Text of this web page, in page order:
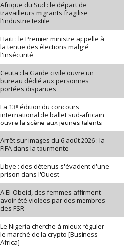
Afrique du Sud : le départ de
travailleurs migrants fragilise
l'industrie textile
Haïti : le Premier ministre appelle à
la tenue des élections malgré
l'insécurité
Ceuta : la Garde civile ouvre un
bureau dédié aux personnes
portées disparues
La 13ᵉ édition du concours
international de ballet sud-africain
ouvre la scène aux jeunes talents
Arrêt sur images du 6 août 2026 : la
FIFA dans la tourmente
Libye : des détenus s'évadent d'une
prison dans l'Ouest
A El-Obeid, des femmes affirment
avoir été violées par des membres
des FSR
Le Nigeria cherche à mieux réguler
le marché de la crypto [Business
Africa]